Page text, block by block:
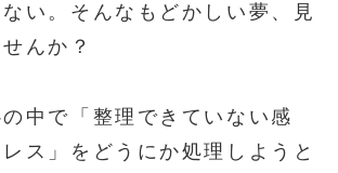
い。そんなもどかしい夢、見
んか？
中で「整理できていない感
ス」をどうにか処理しようと